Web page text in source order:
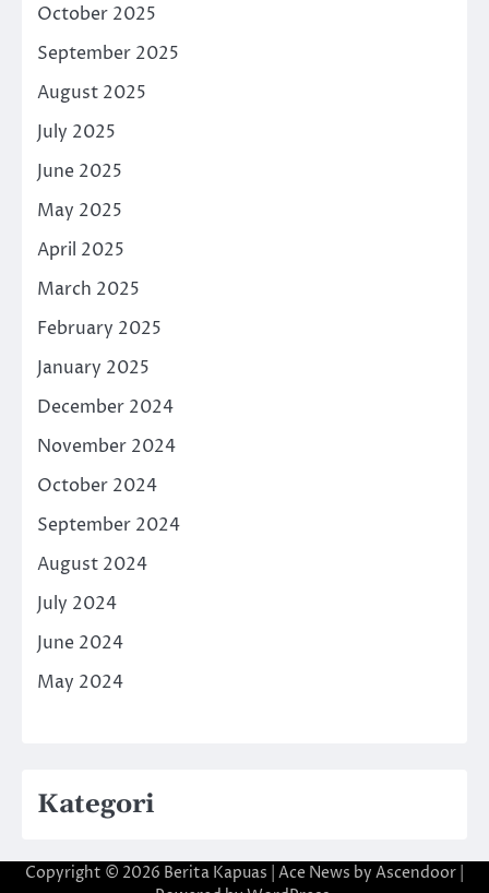
October 2025
September 2025
August 2025
July 2025
June 2025
May 2025
April 2025
March 2025
February 2025
January 2025
December 2024
November 2024
October 2024
September 2024
August 2024
July 2024
June 2024
May 2024
Kategori
Copyright © 2026 Berita Kapuas | Ace News by Ascendoor